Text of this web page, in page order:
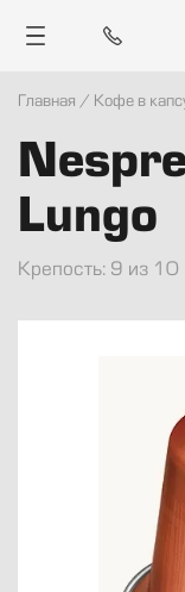
Каталог
Санкт-
Контакты
8 812 424-
Главная / Кофе в
Lungo
Крепость: 9 из 10